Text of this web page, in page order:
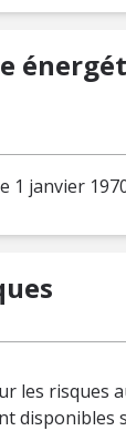
1 janvier
les risques
disponibles